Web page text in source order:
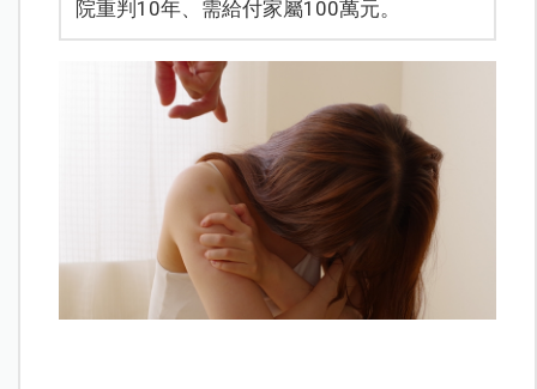
院重判10年、需給付家屬100萬元。